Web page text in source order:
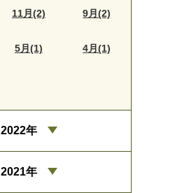
11月(2) 9月(2)
5月(1) 4月(1)
2022年
2021年